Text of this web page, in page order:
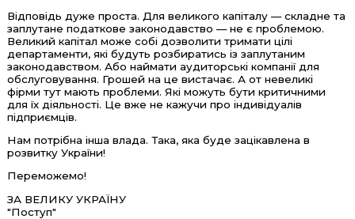
Відповідь дуже проста. Для великого капіталу — складне та
заплутане податкове законодавство — не є проблемою.
Великий капітал може собі дозволити тримати цілі
департаменти, які будуть розбиратись із заплутаним
законодавством. Або наймати аудиторські компанії для
обслуговування. Грошей на це вистачає. А от невеликі
фірми тут мають проблеми. Які можуть бути критичними
для їх діяльності. Це вже не кажучи про індивідуалів
підприємців.
Нам потрібна інша влада. Така, яка буде зацікавлена в
розвитку України!
Переможемо!
ЗА ВЕЛИКУ УКРАЇНУ
"Поступ"